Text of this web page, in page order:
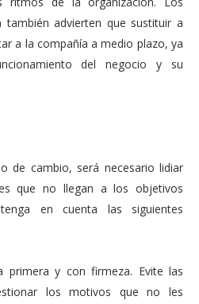
advierten que sustituir a
a la compañía a medio plazo, ya
del negocio y su
de cambio, será necesario lidiar
que no llegan a los objetivos
en cuenta las siguientes
primera y con firmeza. Evite las
los motivos que no les